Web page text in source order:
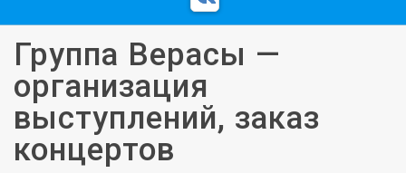
Группа Верасы —
организация
выступлений, заказ
концертов